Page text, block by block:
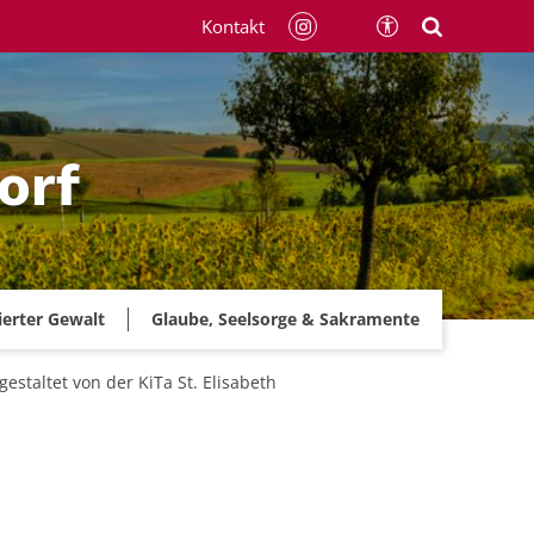
Gewalt Glaube, Seelsorge & Sakramente
Kontakt
von der KiTa St. Elisabeth